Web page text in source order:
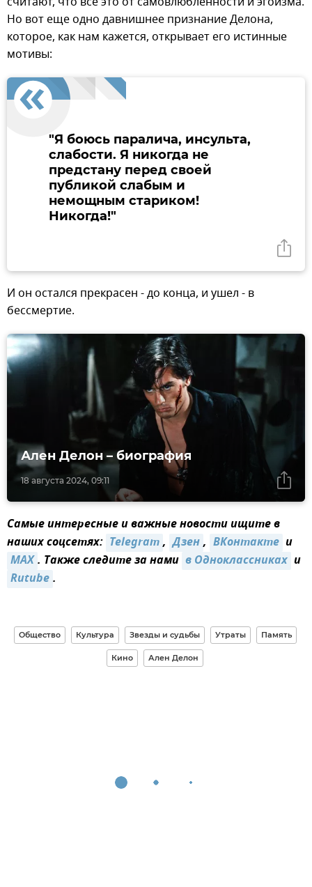
Но вот еще одно давнишнее признание Делона,
которое, как нам кажется, открывает его истинные
мотивы:
"Я боюсь паралича, инсульта,
слабости. Я никогда не
предстану перед своей
публикой слабым и
немощным стариком!
Никогда!"
И он остался прекрасен - до конца, и ушел - в
бессмертие.
18 августа 2024, 09:11
Ален Делон – биография
Самые интересные и важные новости ищите в
наших соцсетях: Telegram, Дзен, ВКонтакте и
MAX. Также следите за нами в Одноклассниках и
Rutube.
Общество Культура Звезды и судьбы Утраты Память
Кино Ален Делон